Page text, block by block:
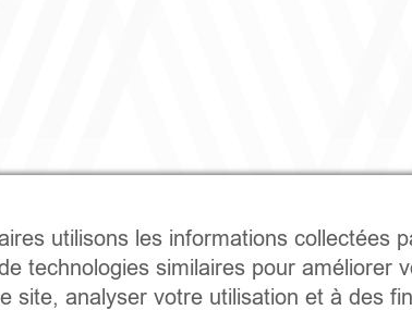
utilisons les informations collectées
technologies similaires pour améliorer
site, analyser votre utilisation et à des